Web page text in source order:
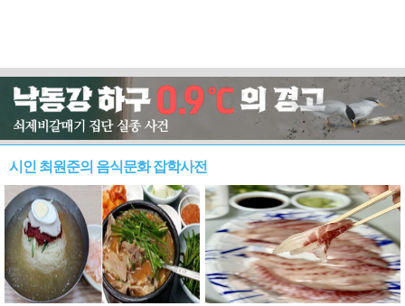
시인 최원준의 음식문화 잡학사전